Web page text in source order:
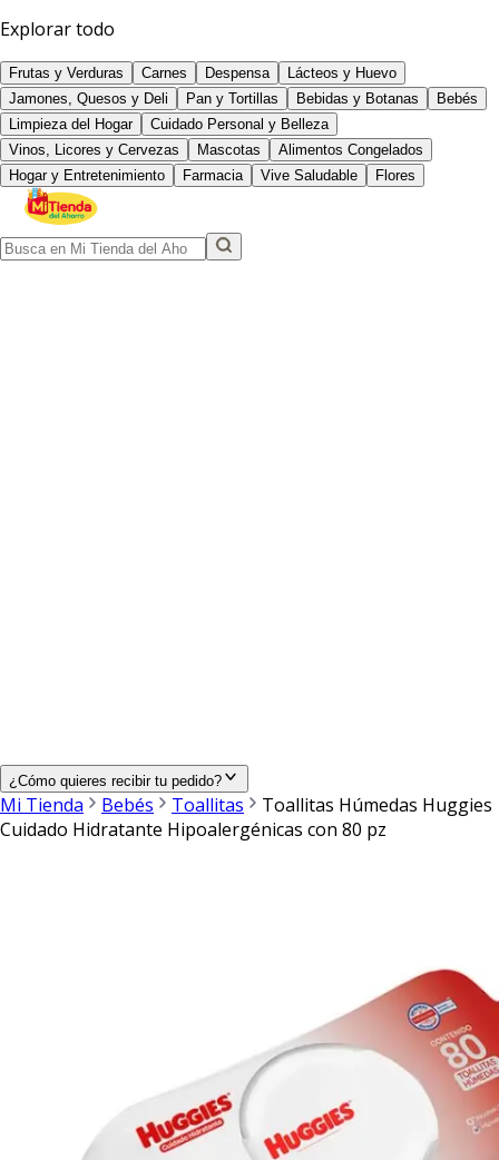
Explorar todo
Frutas y Verduras Carnes Despensa
Lácteos y Huevo
Jamones, Quesos y Deli
Pan y Tortillas Bebidas y Botanas
Bebés
Limpieza del Hogar
Cuidado Personal y Belleza
Vinos, Licores y Cervezas
Mascotas
Alimentos Congelados
Hogar y Entretenimiento
Farmacia Vive Saludable Flores
¿Cómo quieres recibir tu pedido?
Mi Tienda Bebés Toallitas
Toallitas Húmedas Huggies
Cuidado Hidratante Hipoalergénicas con 80 pz